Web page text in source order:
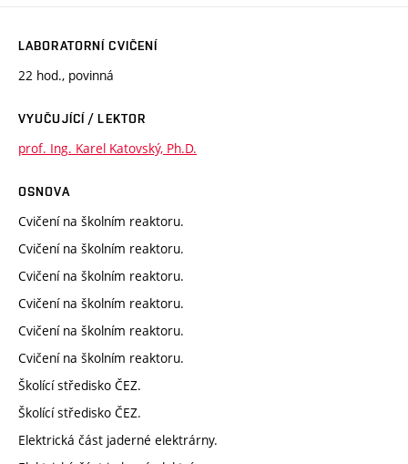
LABORATORNÍ CVIČENÍ
22 hod., povinná
VYUČUJÍCÍ / LEKTOR
prof. Ing. Karel Katovský, Ph.D.
OSNOVA
Cvičení na školním reaktoru.
Cvičení na školním reaktoru.
Cvičení na školním reaktoru.
Cvičení na školním reaktoru.
Cvičení na školním reaktoru.
Cvičení na školním reaktoru.
Školící středisko ČEZ.
Školící středisko ČEZ.
Elektrická část jaderné elektrárny.